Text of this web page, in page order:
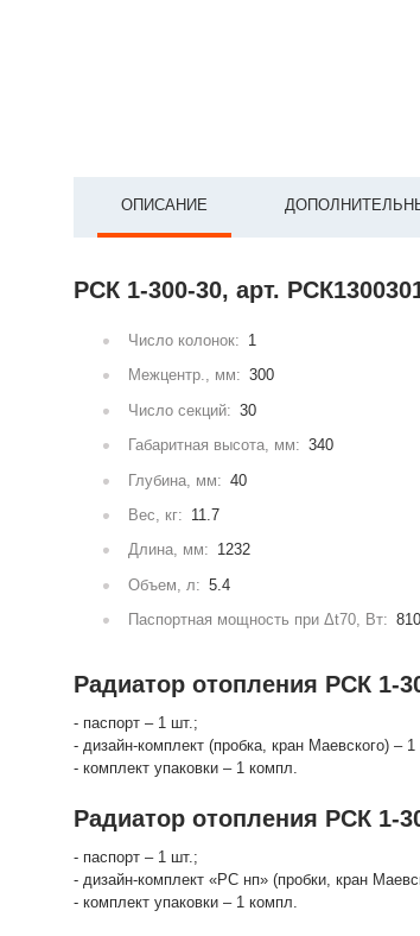
ОПИСАНИЕ
РСК 1-300-30, арт.
Число колонок: 1
Межцентр., мм: 300
Число секций: 30
Габаритная высота, мм: 340
Глубина, мм: 40
Вес, кг: 11.7
Длина, мм: 1232
Объем, л: 5.4
Паспортная мощность при Δt70, Вт: 810
Радиатор отопления РСК 1-
- паспорт – 1 шт.;
- дизайн-комплект (пробка, кран Маевского) –
- комплект упаковки – 1 компл.
Радиатор отопления РСК 1-
- паспорт – 1 шт.;
- дизайн-комплект «РС нп» (пробки, кран
- комплект упаковки – 1 компл.